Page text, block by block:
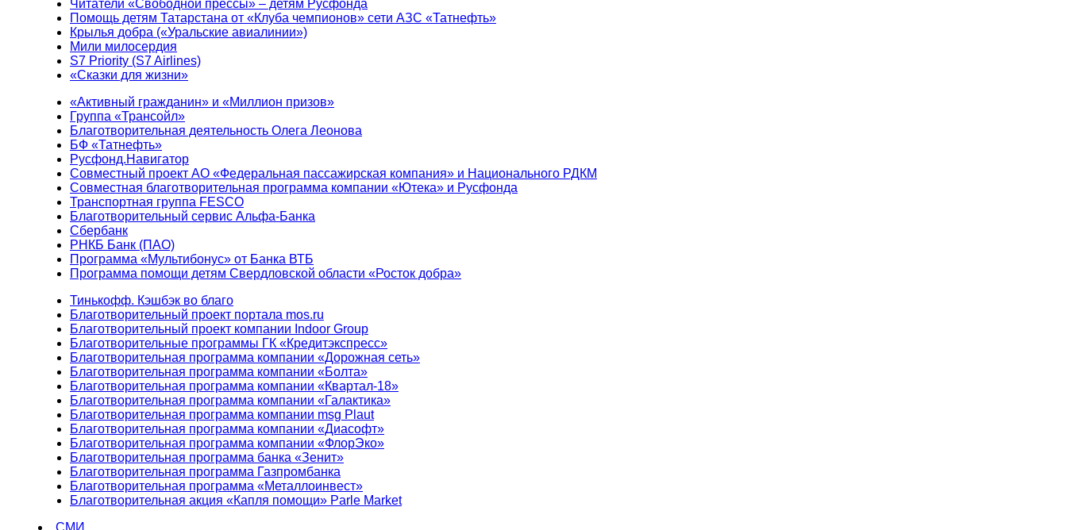
Читатели «Свободной прессы» – детям Русфонда
Помощь детям Татарстана от «Клуба чемпионов» сети АЗС «Татнефть»
Крылья добра («Уральские авиалинии»)
Мили милосердия
S7 Priority (S7 Airlines)
«Сказки для жизни»
«Активный гражданин» и «Миллион призов»
Группа «Трансойл»
Благотворительная деятельность Олега Леонова
БФ «Татнефть»
Русфонд.Навигатор
Совместный проект АО «Федеральная пассажирская компания» и Национального РДКМ
Совместная благотворительная программа компании «Ютека» и Русфонда
Транспортная группа FESCO
Благотворительный сервис Альфа-Банка
Сбербанк
РНКБ Банк (ПАО)
Программа «Мультибонус» от Банка ВТБ
Программа помощи детям Свердловской области «Росток добра»
Тинькофф. Кэшбэк во благо
Благотворительный проект портала mos.ru
Благотворительный проект компании Indoor Group
Благотворительные программы ГК «Кредитэкспресс»
Благотворительная программа компании «Дорожная сеть»
Благотворительная программа компании «Болта»
Благотворительная программа компании «Квартал-18»
Благотворительная программа компании «Галактика»
Благотворительная программа компании msg Plaut
Благотворительная программа компании «Диасофт»
Благотворительная программа компании «ФлорЭко»
Благотворительная программа банка «Зенит»
Благотворительная программа Газпромбанка
Благотворительная программа «Металлоинвест»
Благотворительная акция «Капля помощи» Parle Market
СМИ